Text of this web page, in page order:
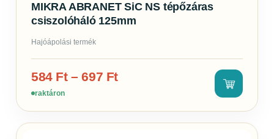
MIKRA ABRANET SiC NS tépőzáras
csiszolóháló 125mm
Hajóápolási termék
584 Ft–697 Ft
raktáron